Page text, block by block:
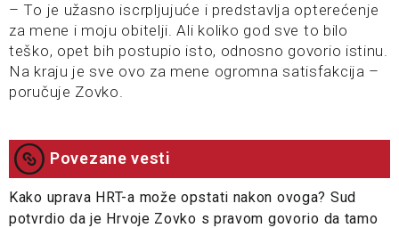
– To je užasno iscrpljujuće i predstavlja opterećenje
za mene i moju obitelji. Ali koliko god sve to bilo
teško, opet bih postupio isto, odnosno govorio istinu.
Na kraju je sve ovo za mene ogromna satisfakcija –
poručuje Zovko.
Povezane vesti
Kako uprava HRT-a može opstati nakon ovoga? Sud
potvrdio da je Hrvoje Zovko s pravom govorio da tamo